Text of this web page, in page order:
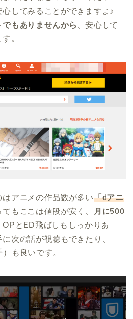
心してみることができますよ♪
でもありませんから
、安心して
。
アニメの作品数が多い「dアニ
もここは値段が安く、
月に500
OPとED飛ばしもしっかりあ
次の話が視聴もできたり、
も良いです。